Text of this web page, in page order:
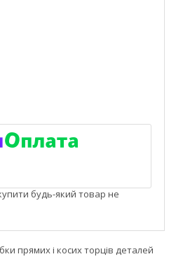
будь-який товар не
прямих і косих торців деталей